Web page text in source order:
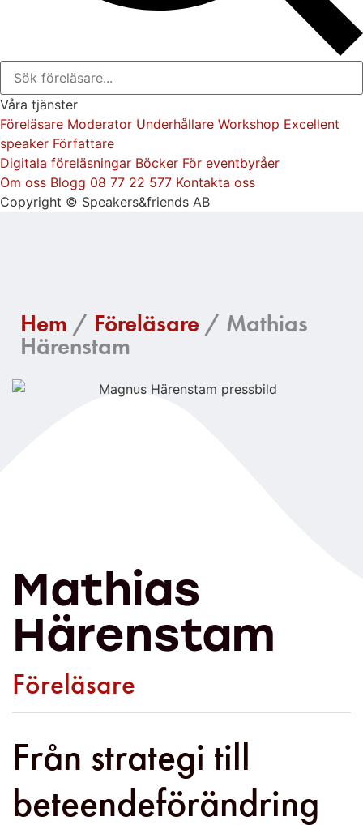
Våra tjänster
Föreläsare Moderator Underhållare Workshop Excellent
speaker Författare
Digitala föreläsningar Böcker För eventbyråer
Om oss Blogg 08 77 22 577 Kontakta oss
Copyright © Speakers&friends AB
Hem / Föreläsare / Mathias
Härenstam
Mathias
Härenstam
Föreläsare
Från strategi till
beteendeförändring